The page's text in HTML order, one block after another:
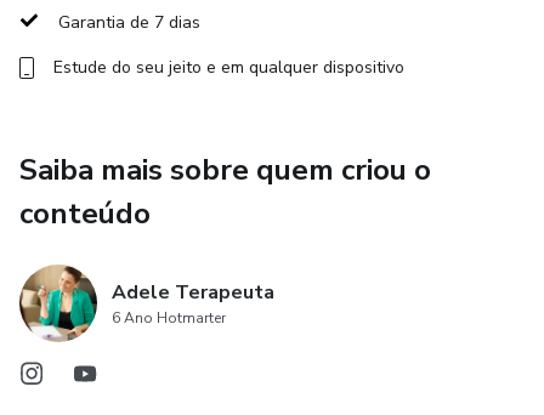
necessidades, pois é desta forma que as terapias
Garantia de 7 dias
Estude do seu jeito e em qualquer dispositivo
Saiba mais sobre quem criou o
conteúdo
Adele Terapeuta
6 Ano Hotmarter